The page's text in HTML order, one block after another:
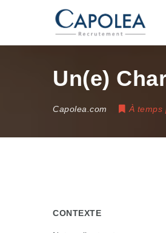
Un(e)
Capolea.com À temps
CONTEXTE